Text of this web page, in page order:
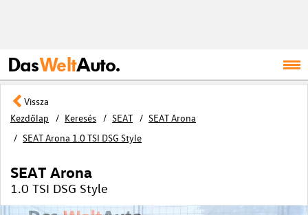
DasWeltAuto.
Vissza
Kezdőlap
Keresés SEAT
SEAT Arona
SEAT Arona 1.0 TSI DSG Style
SEAT Arona
1.0 TSI DSG Style